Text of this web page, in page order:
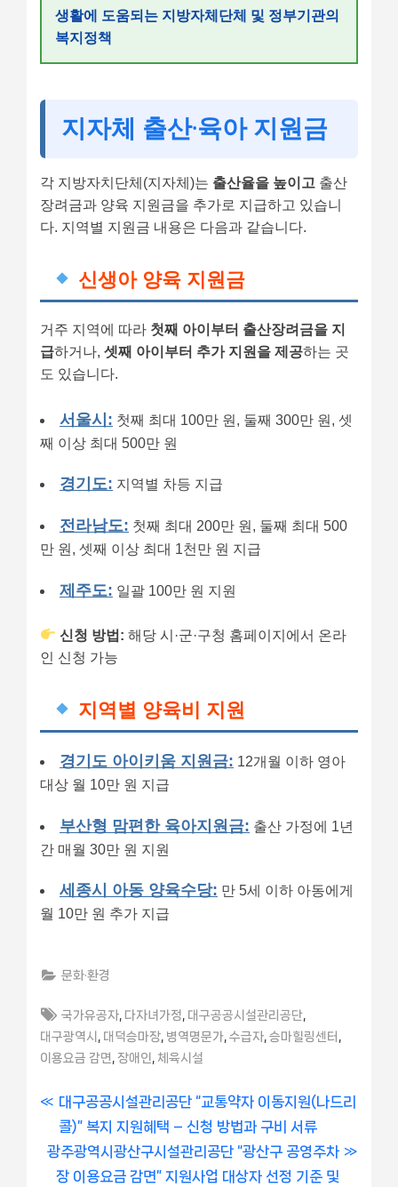
생활에 도움되는 지방자체단체 및 정부기관의
복지정책
지자체 출산·육아 지원금
각 지방자치단체(지자체)는 출산율을 높이고 출산
장려금과 양육 지원금을 추가로 지급하고 있습니
다. 지역별 지원금 내용은 다음과 같습니다.
신생아 양육 지원금
거주 지역에 따라 첫째 아이부터 출산장려금을 지
급하거나, 셋째 아이부터 추가 지원을 제공하는 곳
도 있습니다.
서울시: 첫째 최대 100만 원, 둘째 300만 원, 셋
째 이상 최대 500만 원
경기도: 지역별 차등 지급
전라남도: 첫째 최대 200만 원, 둘째 최대 500
만 원, 셋째 이상 최대 1천만 원 지급
제주도: 일괄 100만 원 지원
신청 방법: 해당 시·군·구청 홈페이지에서 온라
인 신청 가능
지역별 양육비 지원
경기도 아이키움 지원금: 12개월 이하 영아
대상 월 10만 원 지급
부산형 맘편한 육아지원금: 출산 가정에 1년
간 매월 30만 원 지원
세종시 아동 양육수당: 만 5세 이하 아동에게
월 10만 원 추가 지급
문화·환경
Tags:
국가유공자 다자녀가정 대구공공시설관리공단
대구광역시 대덕승마장 병역명문가 수급자 승마힐링센터
이용요금 감면 장애인 체육시설
글
내
비
P
r
e
v
대구공공시설관리공단 “교통약자 이동지원(나드리
콜)” 복지 지원혜택 – 신청 방법과 구비 서류
N
광주광역시광산구시설관리공단 “광산구 공영주차
장 이용요금 감면” 지원사업 대상자 선정 기준 및